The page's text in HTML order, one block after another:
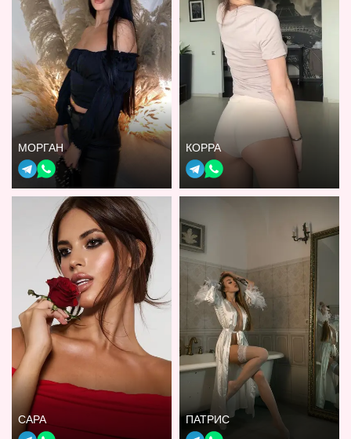
МОРГАН КОРРА
САРА ПАТРИС